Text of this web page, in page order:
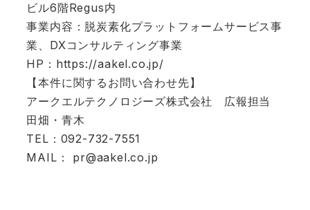
ビル6階Regus内
事業内容：脱炭素化プラットフォームサービス事
業、DXコンサルティング事業
HP： https://aakel.co.jp/
【本件に関するお問い合わせ先】
アークエルテクノロジーズ株式会社 広報担当
田畑・青木
TEL：092-732-7551
MAIL： pr@aakel.co.jp